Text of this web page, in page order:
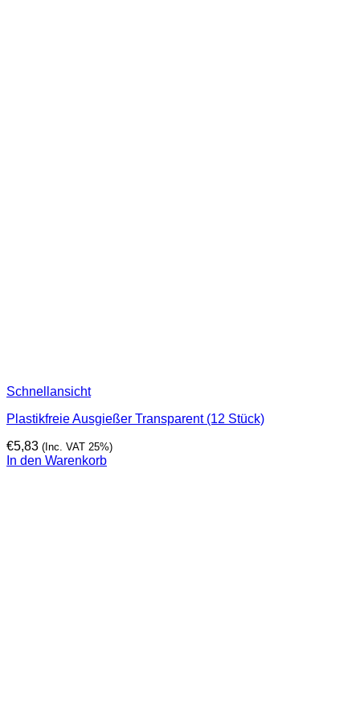
Schnellansicht
Plastikfreie Ausgießer Transparent (12 Stück)
€5,83 (Inc. VAT 25%)
In den Warenkorb